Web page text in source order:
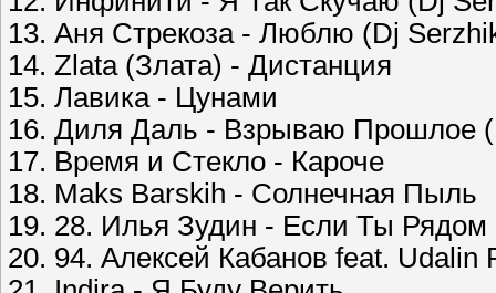
13. Аня Стрекоза - Люблю (Dj
14. Zlata (Злата) - Дистанция
15. Лавика - Цунами
16. Диля Даль - Взрываю Прошлое
17. Время и Стекло - Кароче
18. Maks Barskih - Солнечная Пыль
19. 28. Илья Зудин - Если Ты Рядом
20. 94. Алексей Кабанов feat. Udalin